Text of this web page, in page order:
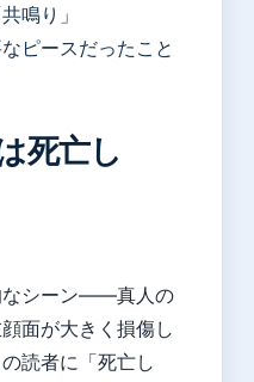
鳴り」
ピースだったこと
死亡し
なシーン——真人の
面が大きく損傷し
読者に「死亡し